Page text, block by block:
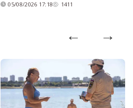
05/08/2026 17:18 1411